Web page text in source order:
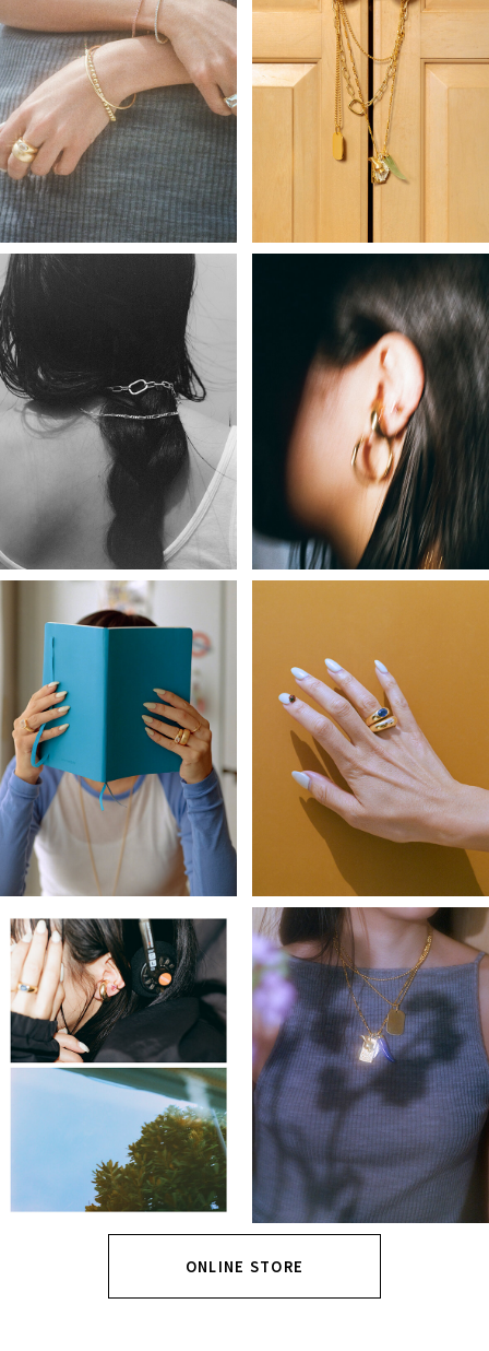
ONLINE STORE